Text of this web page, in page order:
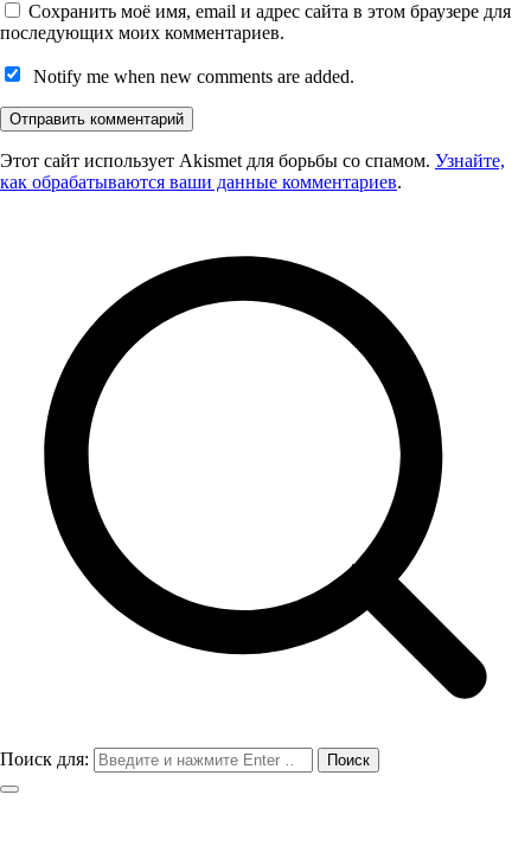
Сохранить моё имя, email и адрес сайта в этом браузере для
последующих моих комментариев.
Notify me when new comments are added.
Этот сайт использует Akismet для борьбы со спамом. Узнайте,
как обрабатываются ваши данные комментариев.
Поиск для: